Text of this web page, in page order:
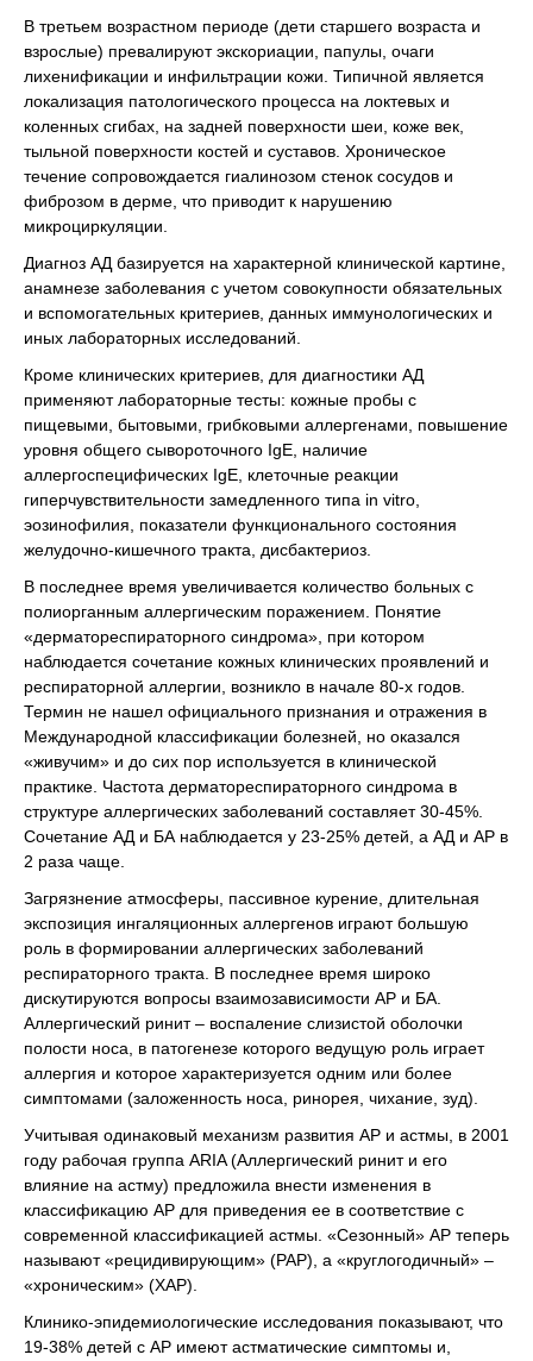
В третьем возрастном периоде (дети старшего возраста и
взрослые) превалируют экскориации, папулы, очаги
лихенификации и инфильтрации кожи. Типичной является
локализация патологического процесса на локтевых и
коленных сгибах, на задней поверхности шеи, коже век,
тыльной поверхности костей и суставов. Хроническое
течение сопровождается гиалинозом стенок сосудов и
фиброзом в дерме, что приводит к нарушению
микроциркуляции.
Диагноз АД базируется на характерной клинической картине,
анамнезе заболевания с учетом совокупности обязательных
и вспомогательных критериев, данных иммунологических и
иных лабораторных исследований.
Кроме клинических критериев, для диагностики АД
применяют лабораторные тесты: кожные пробы с
пищевыми, бытовыми, грибковыми аллергенами, повышение
уровня общего сывороточного IgE, наличие
аллергоспецифических IgE, клеточные реакции
гиперчувствительности замедленного типа in vitro,
эозинофилия, показатели функционального состояния
желудочно-кишечного тракта, дисбактериоз.
В последнее время увеличивается количество больных с
полиорганным аллергическим поражением. Понятие
«дерматореспираторного синдрома», при котором
наблюдается сочетание кожных клинических проявлений и
респираторной аллергии, возникло в начале 80-х годов.
Термин не нашел официального признания и отражения в
Международной классификации болезней, но оказался
«живучим» и до сих пор используется в клинической
практике. Частота дерматореспираторного синдрома в
структуре аллергических заболеваний составляет 30-45%.
Сочетание АД и БА наблюдается у 23-25% детей, а АД и АР в
2 раза чаще.
Загрязнение атмосферы, пассивное курение, длительная
экспозиция ингаляционных аллергенов играют большую
роль в формировании аллергических заболеваний
респираторного тракта. В последнее время широко
дискутируются вопросы взаимозависимости АР и БА.
Аллергический ринит – воспаление слизистой оболочки
полости носа, в патогенезе которого ведущую роль играет
аллергия и которое характеризуется одним или более
симптомами (заложенность носа, ринорея, чихание, зуд).
Учитывая одинаковый механизм развития АР и астмы, в 2001
году рабочая группа ARIA (Аллергический ринит и его
влияние на астму) предложила внести изменения в
классификацию АР для приведения ее в соответствие с
современной классификацией астмы. «Сезонный» АР теперь
называют «рецидивирующим» (РАР), а «круглогодичный» –
«хроническим» (ХАР).
Клинико-эпидемиологические исследования показывают, что
19-38% детей с АР имеют астматические симптомы и,